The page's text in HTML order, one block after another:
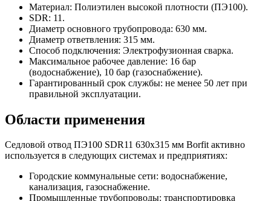
Материал: Полиэтилен высокой плотности (ПЭ100).
SDR: 11.
Диаметр основного трубопровода: 630 мм.
Диаметр ответвления: 315 мм.
Способ подключения: Электрофузионная сварка.
Максимальное рабочее давление: 16 бар
(водоснабжение), 10 бар (газоснабжение).
Гарантированный срок службы: не менее 50 лет при
правильной эксплуатации.
Области применения
Седловой отвод ПЭ100 SDR11 630x315 мм Borfit активно
используется в следующих системах и предприятиях:
Городские коммунальные сети: водоснабжение,
канализация, газоснабжение.
Промышленные трубопроводы: транспортировка